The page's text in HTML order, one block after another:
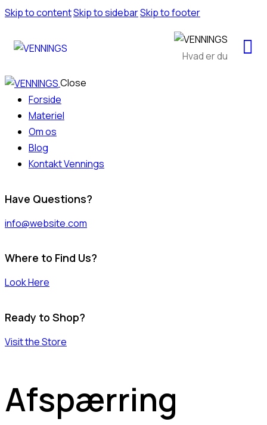
Skip to contentSkip to sidebarSkip to footer
Close
Forside
Materiel
Om os
Blog
Kontakt Vennings
Have Questions?
info@website.com
Where to Find Us?
Look Here
Ready to Shop?
Visit the Store
Afspærring